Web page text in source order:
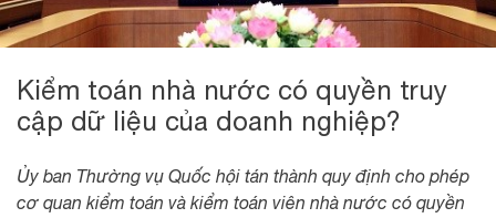
Kiểm toán nhà nước có quyền truy
cập dữ liệu của doanh nghiệp?
Ủy ban Thường vụ Quốc hội tán thành quy định cho phép
cơ quan kiểm toán và kiểm toán viên nhà nước có quyền